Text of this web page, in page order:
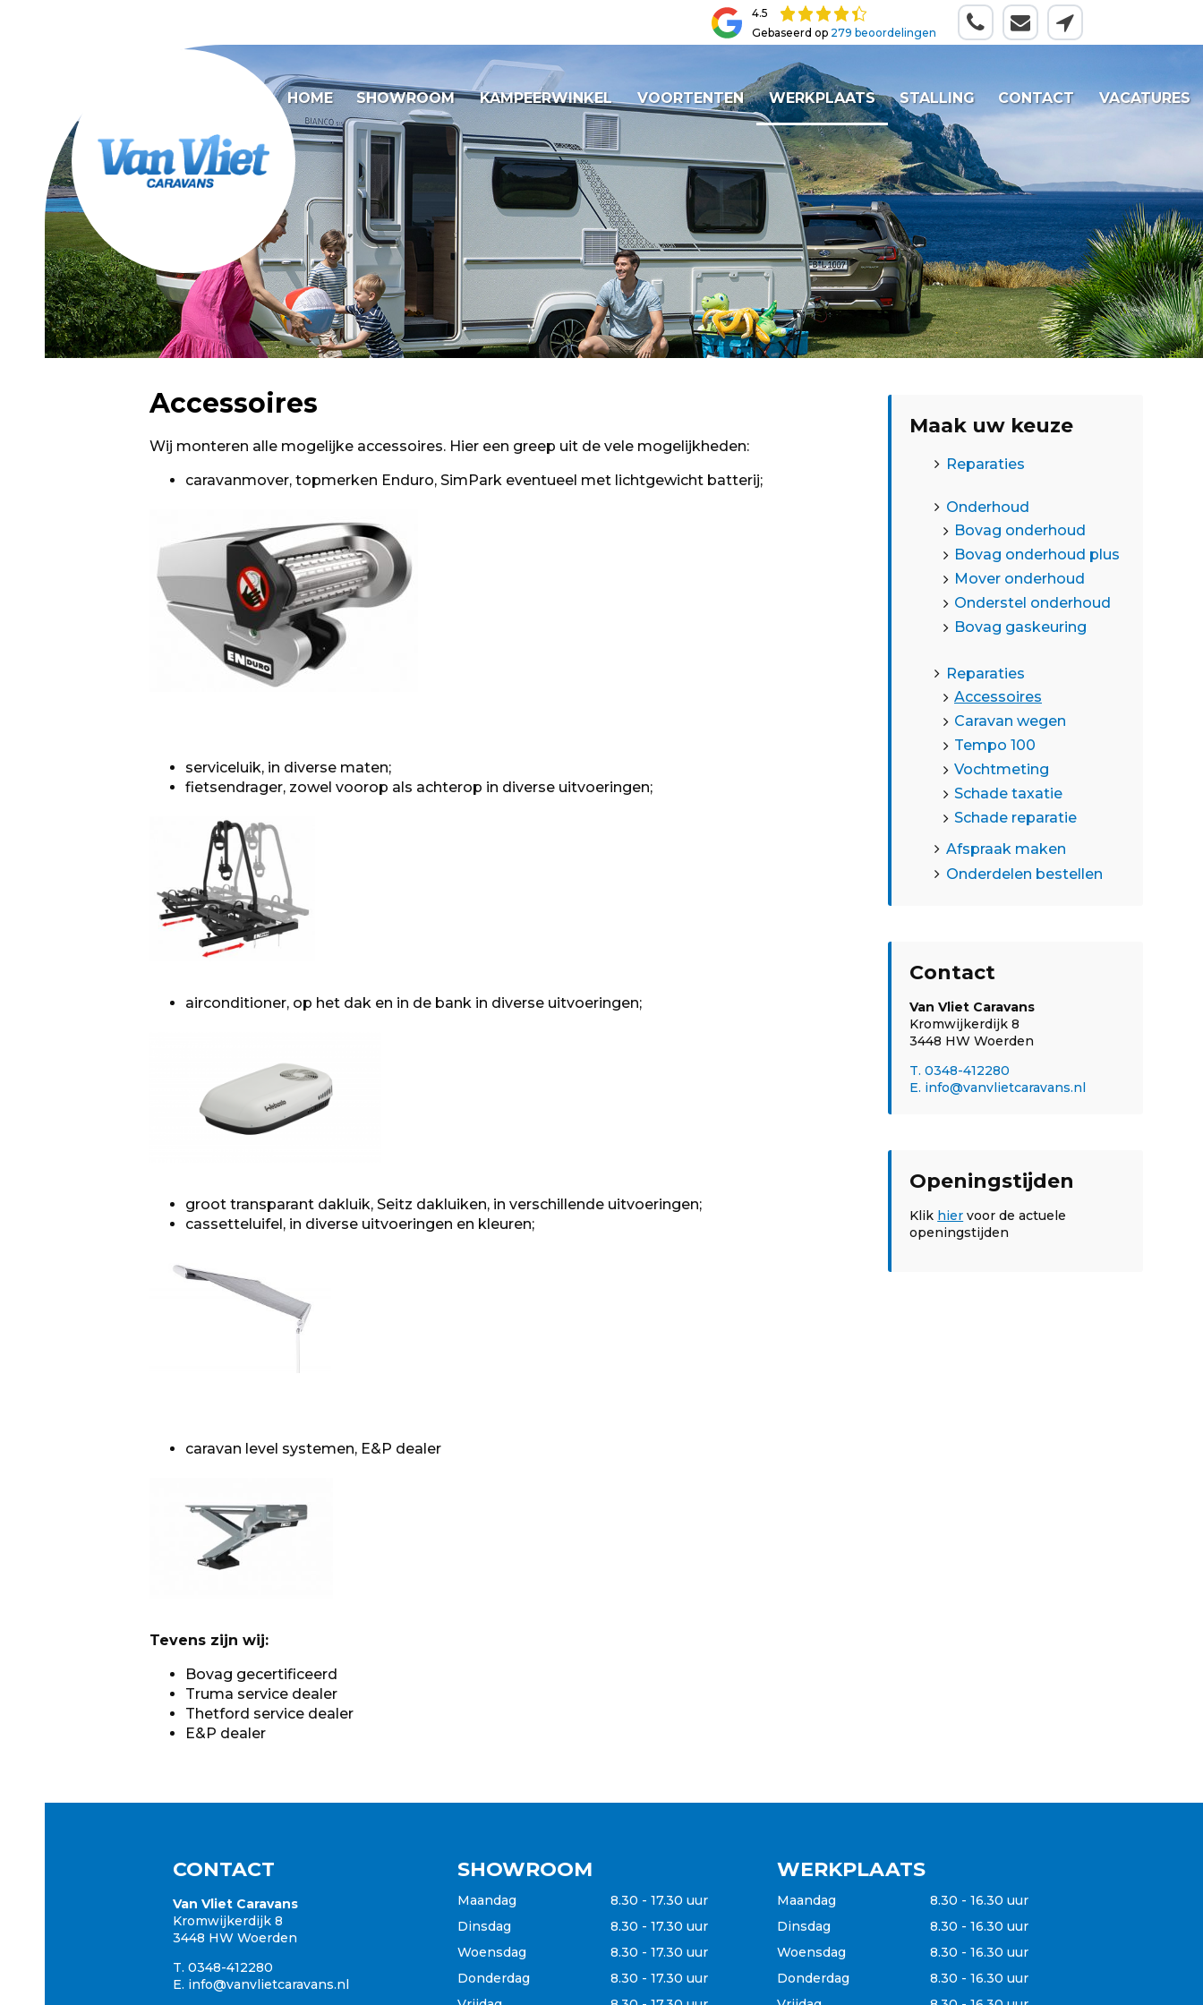
4.5
Gebaseerd op 279 beoordelingen
HOME SHOWROOM KAMPEERWINKEL VOORTENTEN WERKPLAATS STALLING CONTACT VACATURES
Accessoires
Wij monteren alle mogelijke accessoires. Hier een greep uit de vele mogelijkheden:
caravanmover, topmerken Enduro, SimPark eventueel met lichtgewicht batterij;
serviceluik, in diverse maten;
fietsendrager, zowel voorop als achterop in diverse uitvoeringen;
airconditioner, op het dak en in de bank in diverse uitvoeringen;
groot transparant dakluik, Seitz dakluiken, in verschillende uitvoeringen;
cassetteluifel, in diverse uitvoeringen en kleuren;
caravan level systemen, E&P dealer
Tevens zijn wij:
Bovag gecertificeerd
Truma service dealer
Thetford service dealer
E&P dealer
Maak uw keuze
Reparaties
Onderhoud
Bovag onderhoud
Bovag onderhoud plus
Mover onderhoud
Onderstel onderhoud
Bovag gaskeuring
Reparaties
Accessoires
Caravan wegen
Tempo 100
Vochtmeting
Schade taxatie
Schade reparatie
Afspraak maken
Onderdelen bestellen
Contact
Van Vliet Caravans
Kromwijkerdijk 8
3448 HW Woerden
T. 0348-412280
E. info@vanvlietcaravans.nl
Openingstijden
Klik hier voor de actuele
openingstijden
CONTACT
Van Vliet Caravans
Kromwijkerdijk 8
3448 HW Woerden
T. 0348-412280
E. info@vanvlietcaravans.nl
SHOWROOM
Maandag
8.30 - 17.30 uur
Dinsdag
8.30 - 17.30 uur
Woensdag
8.30 - 17.30 uur
Donderdag
8.30 - 17.30 uur
WERKPLAATS
Maandag
8.30 - 16.30 uur
Dinsdag
8.30 - 16.30 uur
Woensdag
8.30 - 16.30 uur
Donderdag
8.30 - 16.30 uur